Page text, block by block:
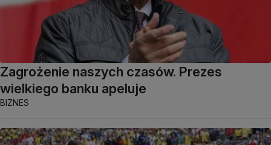
Zagrożenie naszych czasów. Prezes
wielkiego banku apeluje
BIZNES